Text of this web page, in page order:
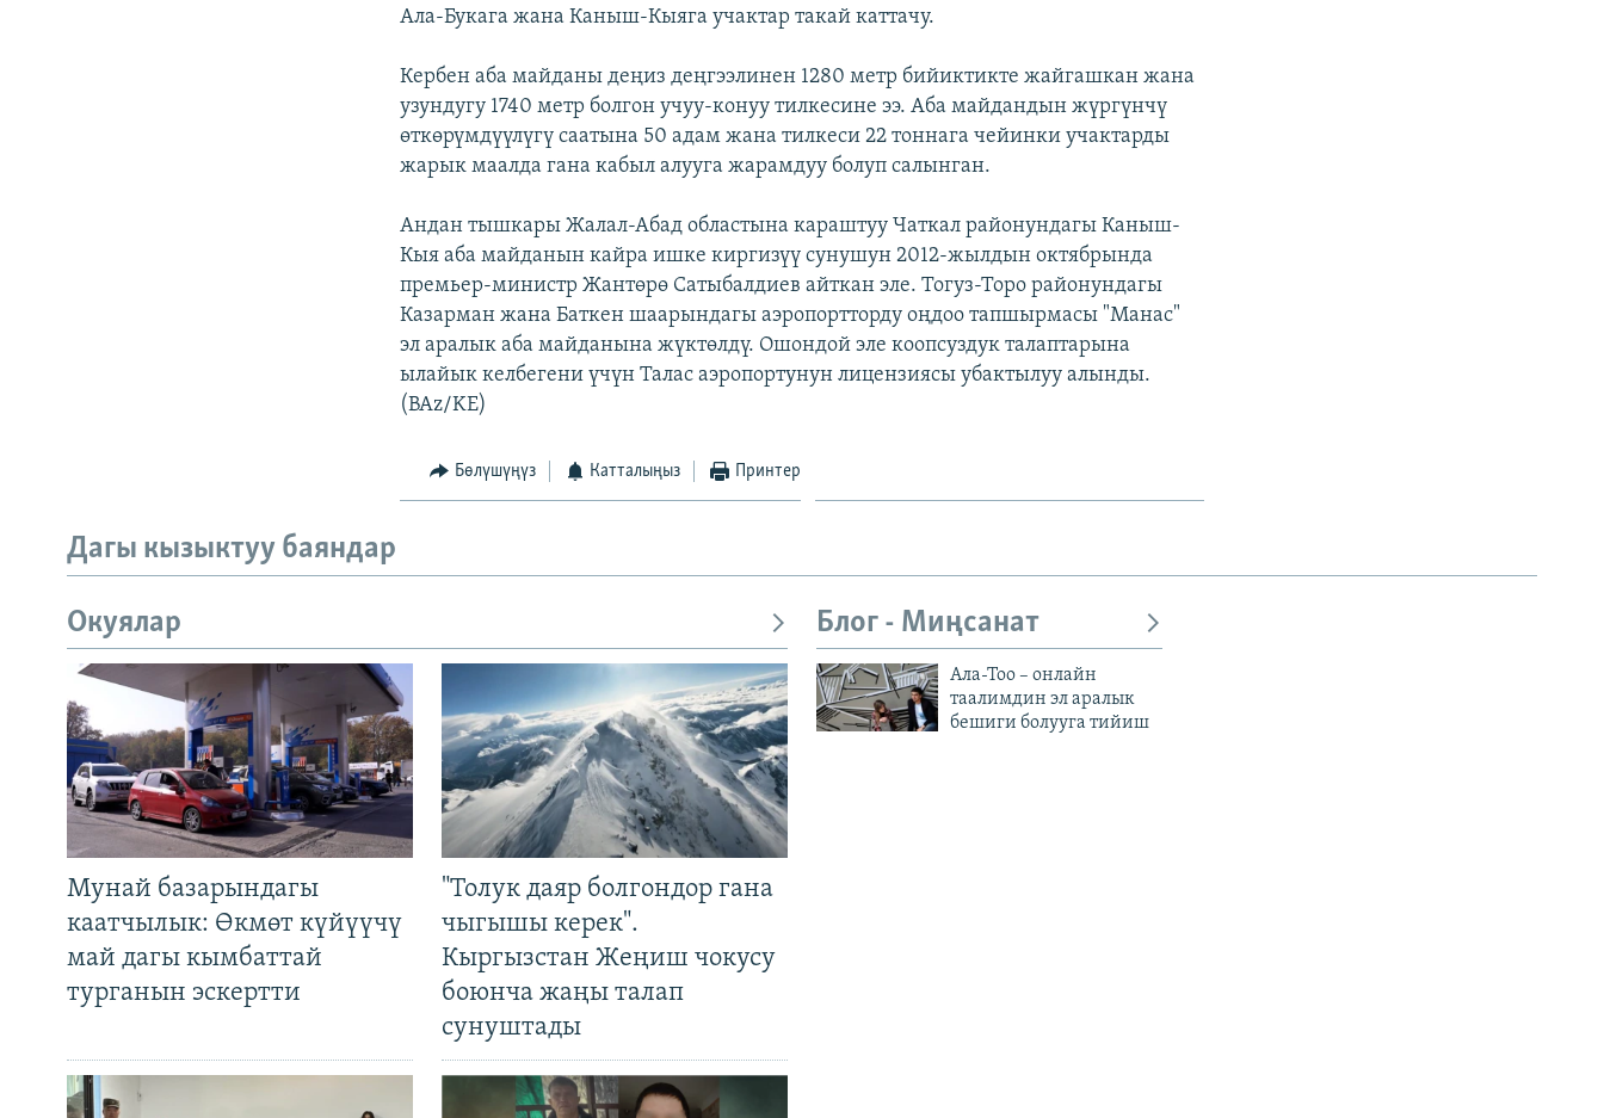
Ала-Букага жана Каныш-Кыяга учактар такай каттачу.
Кербен аба майданы деңиз деңгээлинен 1280 метр бийиктикте жайгашкан жана
узундугу 1740 метр болгон учуу-конуу тилкесине ээ. Аба майдандын жүргүнчү
өткөрүмдүүлүгү саатына 50 адам жана тилкеси 22 тоннага чейинки учактарды
жарык маалда гана кабыл алууга жарамдуу болуп салынган.
Андан тышкары Жалал-Абад областына караштуу Чаткал районундагы Каныш-
Кыя аба майданын кайра ишке киргизүү сунушун 2012-жылдын октябрында
премьер-министр Жантөрө Сатыбалдиев айткан эле. Тогуз-Торо районундагы
Казарман жана Баткен шаарындагы аэропортторду оңдоо тапшырмасы "Манас"
эл аралык аба майданына жүктөлдү. Ошондой эле коопсуздук талаптарына
ылайык келбегени үчүн Талас аэропортунун лицензиясы убактылуу алынды.
(BAz/KE)
Бөлүшүңүз Катталыңыз Принтер
Дагы кызыктуу баяндар
Окуялар
Мунай базарындагы
каатчылык: Өкмөт күйүүчү
май дагы кымбаттай
турганын эскертти
"Толук даяр болгондор гана
чыгышы керек".
Кыргызстан Жеңиш чокусу
боюнча жаңы талап
сунуштады
Блог - Миңсанат
Ала-Тоо – онлайн
таалимдин эл аралык
бешиги болууга тийиш